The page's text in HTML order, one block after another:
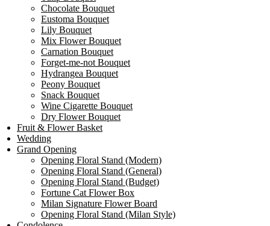
Chocolate Bouquet
Eustoma Bouquet
Lily Bouquet
Mix Flower Bouquet
Carnation Bouquet
Forget-me-not Bouquet
Hydrangea Bouquet
Peony Bouquet
Snack Bouquet
Wine Cigarette Bouquet
Dry Flower Bouquet
Fruit & Flower Basket
Wedding
Grand Opening
Opening Floral Stand (Modern)
Opening Floral Stand (General)
Opening Floral Stand (Budget)
Fortune Cat Flower Box
Milan Signature Flower Board
Opening Floral Stand (Milan Style)